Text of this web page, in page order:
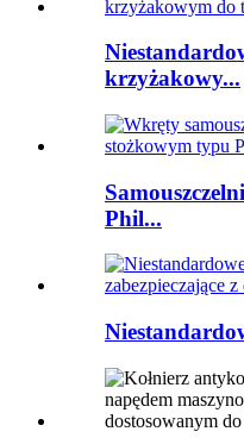
krzyżakowy...
Phil...